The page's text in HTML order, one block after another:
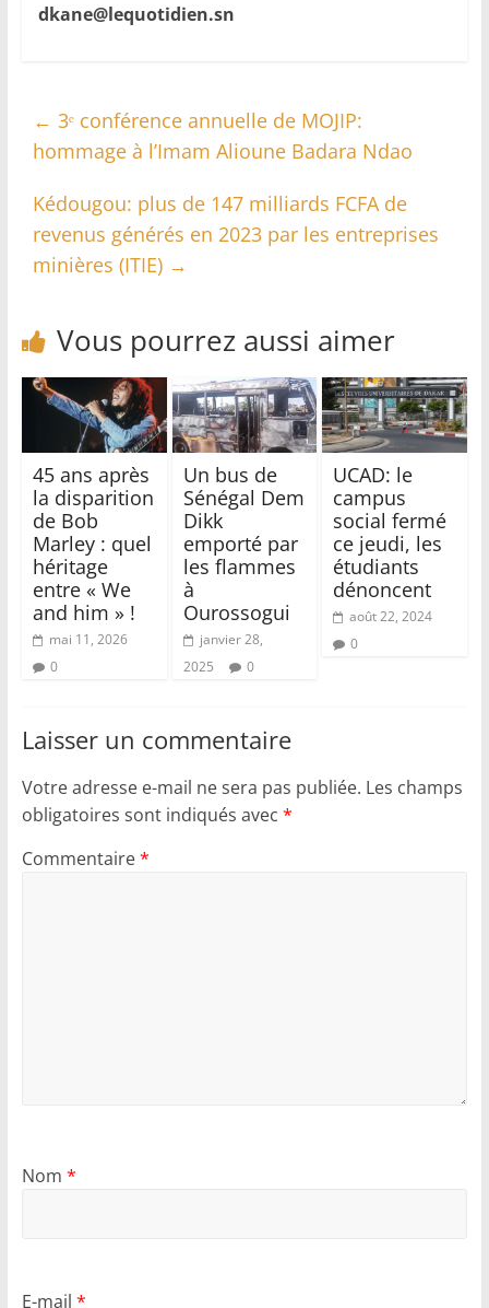
dkane@lequotidien.sn
← 3ᵉ conférence annuelle de MOJIP:
hommage à l’Imam Alioune Badara Ndao
Kédougou: plus de 147 milliards FCFA de
revenus générés en 2023 par les entreprises
minières (ITIE) →
Vous pourrez aussi aimer
45 ans après
la disparition
de Bob
Marley : quel
héritage
entre « We
and him » !
mai 11, 2026
0
Un bus de
Sénégal Dem
Dikk
emporté par
les flammes
à
Ourossogui
janvier 28,
2025
0
UCAD: le
campus
social fermé
ce jeudi, les
étudiants
dénoncent
août 22, 2024
0
Laisser un commentaire
Votre adresse e-mail ne sera pas publiée. Les champs
obligatoires sont indiqués avec *
Commentaire*
Nom *
E-mail *